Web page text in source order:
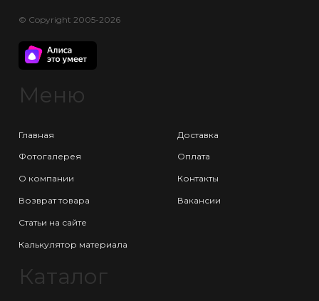
© Copyright 2005-2026
Меню
Главная
Фотогалерея
О компании
Возврат товара
Статьи на сайте
Калькулятор материала
Доставка
Оплата
Контакты
Вакансии
Каталог